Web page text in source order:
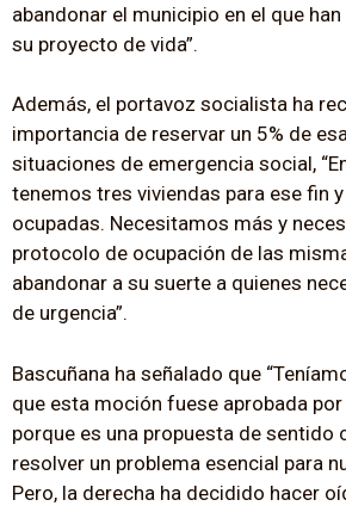
abandonar el municipio en el que
su proyecto de vida”.
Además, el portavoz socialista ha
importancia de reservar un 5% de
situaciones de emergencia social,
tenemos tres viviendas para ese fin
ocupadas. Necesitamos más y
protocolo de ocupación de las
abandonar a su suerte a quienes
de urgencia”.
Bascuñana ha señalado que
que esta moción fuese aprobada
porque es una propuesta de sentido
resolver un problema esencial para
Pero, la derecha ha decidido hacer